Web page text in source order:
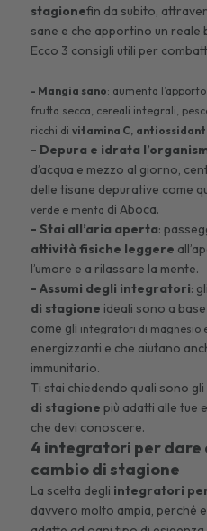
stagionefin da subito,
sane e che apportino un
Ecco 3 consigli utili per
- Mangia sano: aumenta
frutta secca, cereali integrali,
ricchi divitamina C
- Depura e idrata
d’acqua e mezzo al giorno,
delle tisane depurative come
verde e menta di Aboca.
- Stai all’aria aperta:
attività fisiche leggere
l’umore e a rilassare la mente.
- Assumi degli integratori: gli
di stagione ideali sono a
come gli integratori di magnesio
energizzanti e che aiutano
immunitario.
Ti stai chiedendo quali sono gli
di stagionepiù adatti alle tue
che devi conoscere.
4 integratori per dare
cambio di stagione
La scelta degli integratori
davvero molto ampia, perché